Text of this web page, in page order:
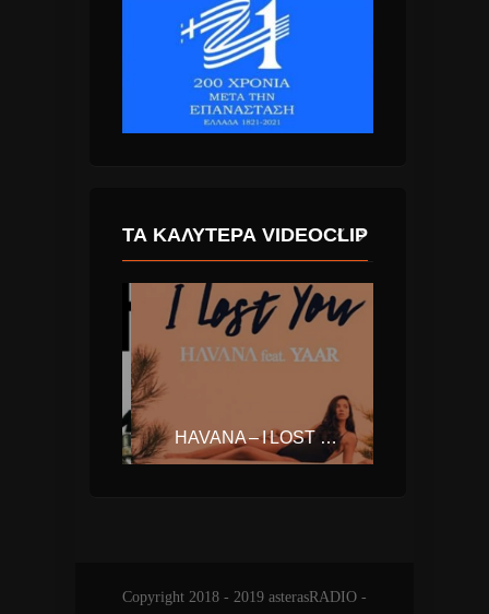
ΤΑ ΚΑΛΎΤΕΡΑ VIDEOCLIP
HAVANA – I LOST YOU (FEAT YAAR)
Copyright 2018 - 2019 asterasRADIO -